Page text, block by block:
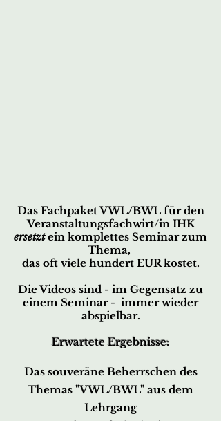
Das Fachpaket VWL/BWL für den
Veranstaltungsfachwirt/in IHK
ersetztein komplettes Seminar zum
Thema,
das oft viele hundert EUR kostet.
Die Videos sind - im Gegensatz zu
einem Seminar - immer wieder
abspielbar.
Erwartete Ergebnisse:
Das souveräne Beherrschen des
Themas "VWL/BWL" aus dem
Lehrgang